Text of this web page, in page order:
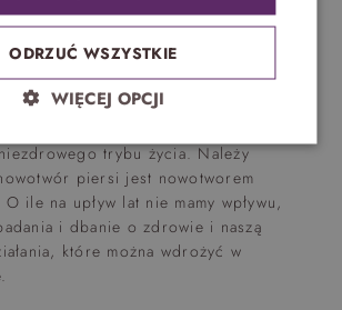
nie jest skazana każda kobieta u
weszła w finałowy etap, a zmiany
okresie menopauzy nie zawsze go
podnoszącym ryzyko jest co
trybu życia. Należy
piersi jest nowotworem
O ile na upływ lat nie mamy wpływu,
i dbanie o zdrowie i naszą
które można wdrożyć w
ODRZUĆ WSZYSTKIE
WIĘCEJ OPCJI